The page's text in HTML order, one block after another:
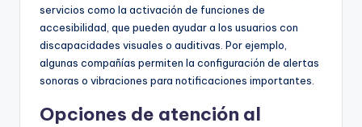
servicios como la activación de funciones de
accesibilidad, que pueden ayudar a los usuarios con
discapacidades visuales o auditivas. Por ejemplo,
algunas compañías permiten la configuración de alertas
sonoras o vibraciones para notificaciones importantes.
Opciones de atención al